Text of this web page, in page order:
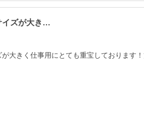
イズが大き…
大きく仕事用にとても重宝しております